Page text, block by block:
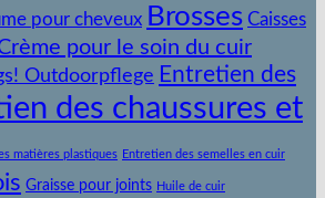
pour cheveux Brosses Caisses
pour le soin du cuir
Outdoorpflege Entretien des
des chaussures et
matières plastiques Entretien des semelles en cuir
Graisse pour joints Huile de cuir